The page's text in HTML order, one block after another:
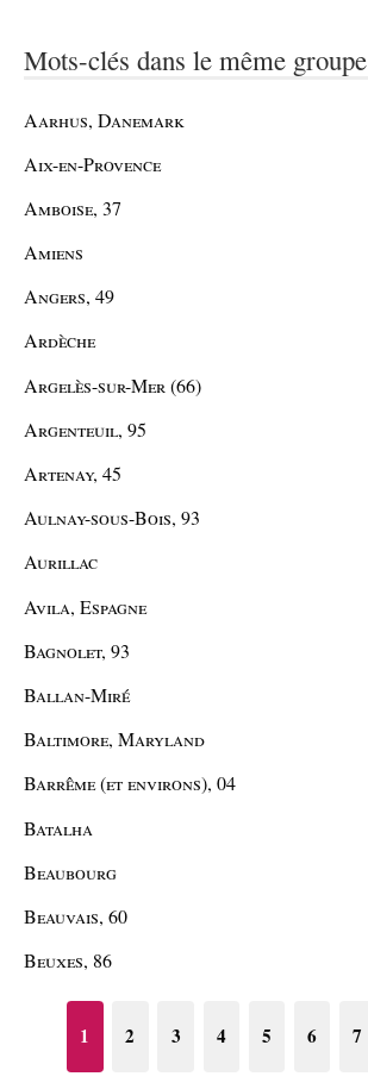
Mots-clés dans le même groupe
Aarhus, Danemark
Aix-en-Provence
Amboise, 37
Amiens
Angers, 49
Ardèche
Argelès-sur-Mer (66)
Argenteuil, 95
Artenay, 45
Aulnay-sous-Bois, 93
Aurillac
Avila, Espagne
Bagnolet, 93
Ballan-Miré
Baltimore, Maryland
Barrême (et environs), 04
Batalha
Beaubourg
Beauvais, 60
Beuxes, 86
1 2 3 4 5 6 7